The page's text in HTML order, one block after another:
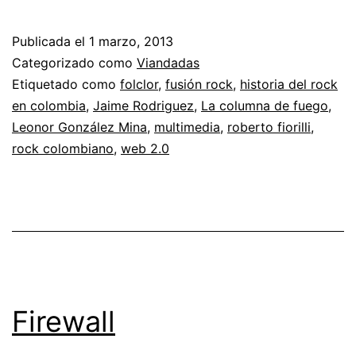
Publicada el 1 marzo, 2013
Categorizado como Viandadas
Etiquetado como folclor, fusión rock, historia del rock
en colombia, Jaime Rodriguez, La columna de fuego,
Leonor González Mina, multimedia, roberto fiorilli,
rock colombiano, web 2.0
Firewall